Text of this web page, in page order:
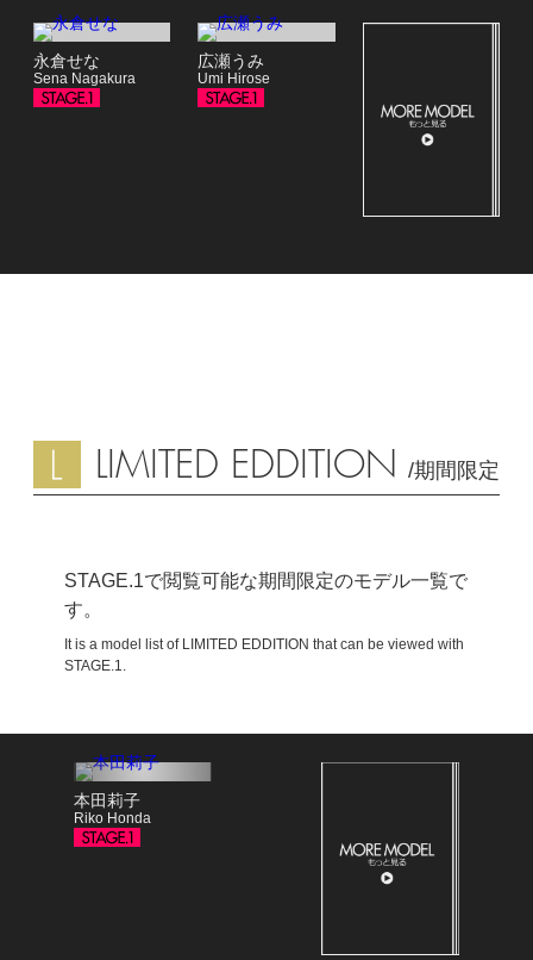
永倉せな
Sena Nagakura
広瀬うみ
Umi Hirose
LIMITED EDDITION /期間限定
STAGE.1で閲覧可能な期間限定のモデル一覧で
す。
It is a model list of LIMITED EDDITION that can be viewed with
STAGE.1.
本田莉子
Riko Honda